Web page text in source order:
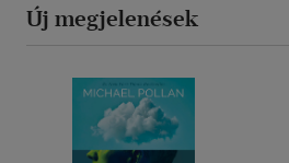
Új megjelenések